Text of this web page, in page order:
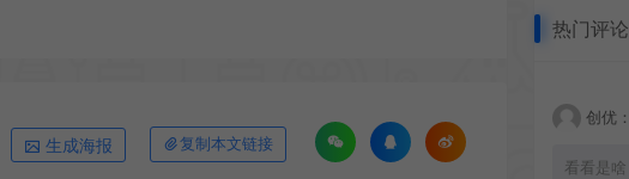
生成海报 复制本文链接
热门评论
创优：
看看是啥